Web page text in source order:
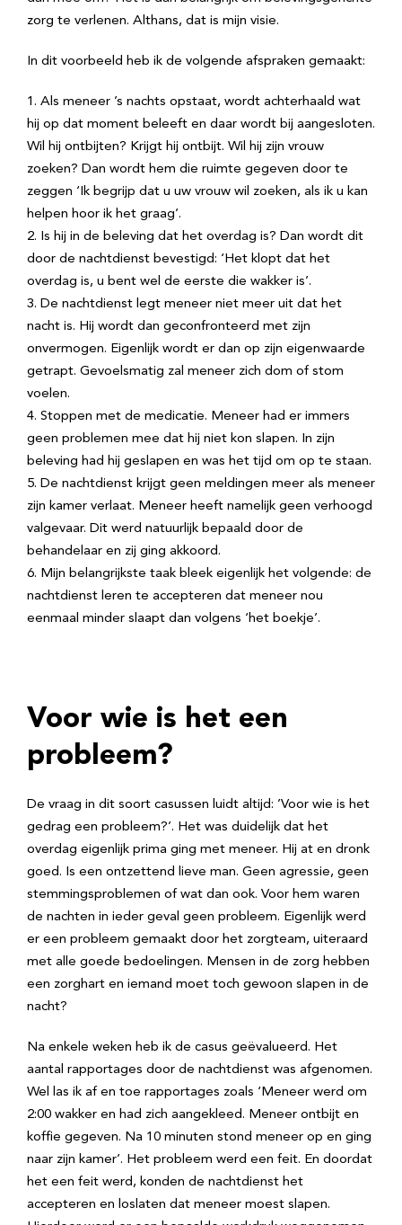
zorg te verlenen. Althans, dat is mijn visie.
In dit voorbeeld heb ik de volgende afspraken gemaakt:
Als meneer ’s nachts opstaat, wordt achterhaald wat
hij op dat moment beleeft en daar wordt bij aangesloten.
Wil hij ontbijten? Krijgt hij ontbijt. Wil hij zijn vrouw
zoeken? Dan wordt hem die ruimte gegeven door te
zeggen ‘Ik begrijp dat u uw vrouw wil zoeken, als ik u kan
helpen hoor ik het graag’.
Is hij in de beleving dat het overdag is? Dan wordt dit
door de nachtdienst bevestigd: ‘Het klopt dat het
overdag is, u bent wel de eerste die wakker is’.
De nachtdienst legt meneer niet meer uit dat het
nacht is. Hij wordt dan geconfronteerd met zijn
onvermogen. Eigenlijk wordt er dan op zijn eigenwaarde
getrapt. Gevoelsmatig zal meneer zich dom of stom
voelen.
Stoppen met de medicatie. Meneer had er immers
geen problemen mee dat hij niet kon slapen. In zijn
beleving had hij geslapen en was het tijd om op te staan.
De nachtdienst krijgt geen meldingen meer als meneer
zijn kamer verlaat. Meneer heeft namelijk geen verhoogd
valgevaar. Dit werd natuurlijk bepaald door de
behandelaar en zij ging akkoord.
Mijn belangrijkste taak bleek eigenlijk het volgende: de
nachtdienst leren te accepteren dat meneer nou
eenmaal minder slaapt dan volgens ‘het boekje’.
Voor wie is het een
probleem?
De vraag in dit soort casussen luidt altijd: ’Voor wie is het
gedrag een probleem?’. Het was duidelijk dat het
overdag eigenlijk prima ging met meneer. Hij at en dronk
goed. Is een ontzettend lieve man. Geen agressie, geen
stemmingsproblemen of wat dan ook. Voor hem waren
de nachten in ieder geval geen probleem. Eigenlijk werd
er een probleem gemaakt door het zorgteam, uiteraard
met alle goede bedoelingen. Mensen in de zorg hebben
een zorghart en iemand moet toch gewoon slapen in de
nacht?
Na enkele weken heb ik de casus geëvalueerd. Het
aantal rapportages door de nachtdienst was afgenomen.
Wel las ik af en toe rapportages zoals ‘Meneer werd om
2:00 wakker en had zich aangekleed. Meneer ontbijt en
koffie gegeven. Na 10 minuten stond meneer op en ging
naar zijn kamer’. Het probleem werd een feit. En doordat
het een feit werd, konden de nachtdienst het
accepteren en loslaten dat meneer moest slapen.